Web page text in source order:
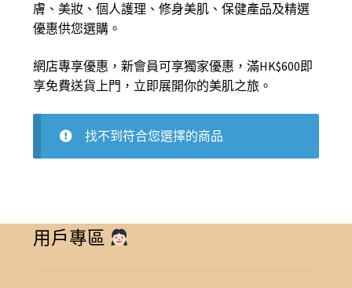
膚、美妝、個人護理、修身美肌、保健產品及精選
優惠供您選購。
網店專享優惠，新會員可享獨家優惠，滿HK$600即
享免費送貨上門，立即展開你的美肌之旅。
找不到符合您選擇的商品
用戶專區